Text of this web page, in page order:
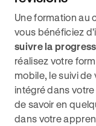
Une formation au
vous bénéficiez
suivre la
réalisez votre
mobile, le suivi
intégré dans
de savoir en
dans votre